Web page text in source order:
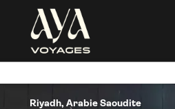
Riyadh, Arabie Saoudite